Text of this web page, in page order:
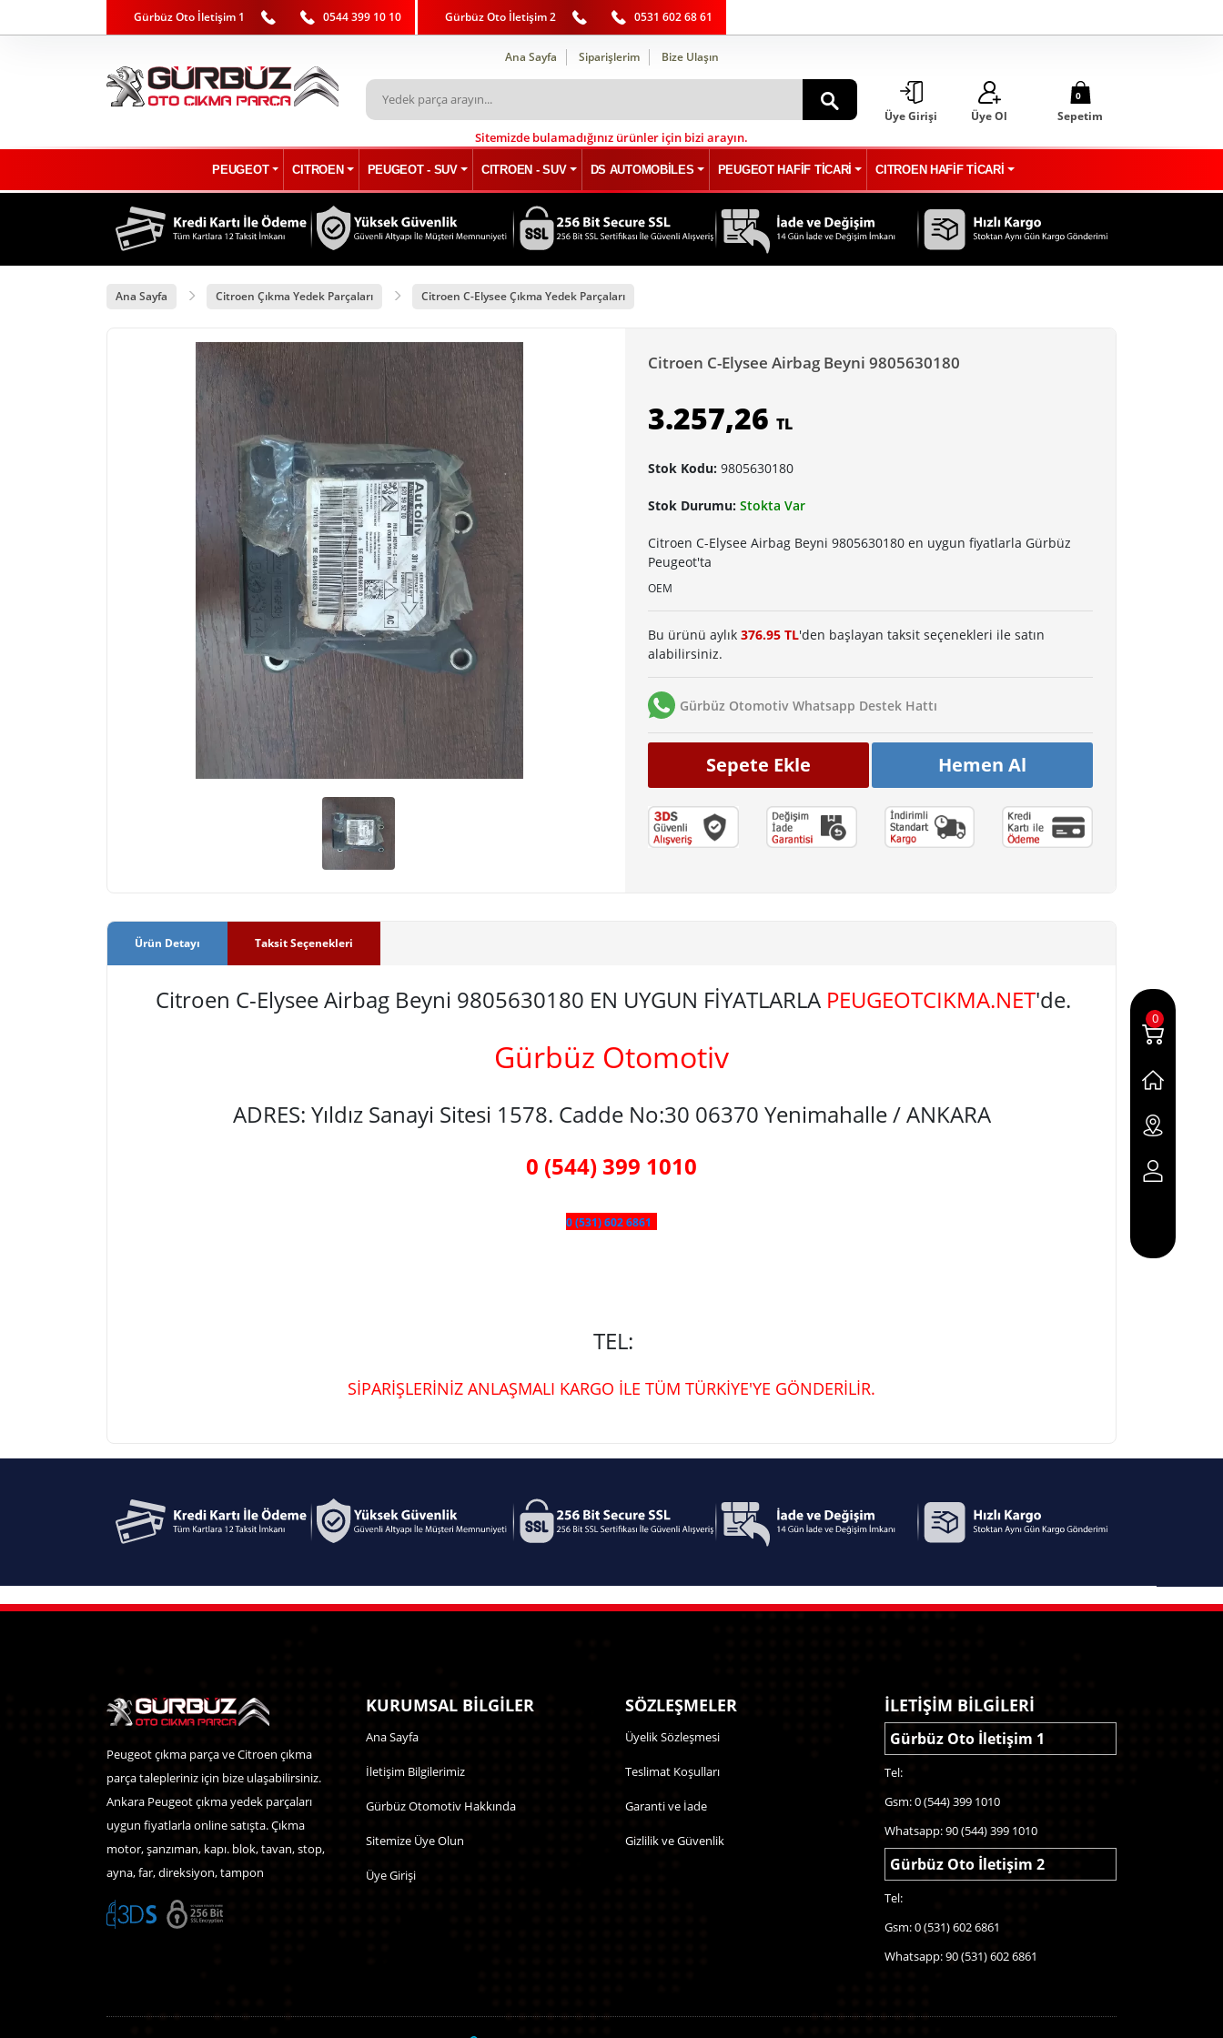
Gürbüz Oto İletişim 1 0544 399 10 10 Gürbüz Oto İletişim 2 0531 602 68 61
Ana Sayfa Siparişlerim Bize Ulaşın
Sitemizde bulamadığınız ürünler için bizi arayın.
Üye Girişi Üye Ol
0
Sepetim
PEUGEOT CITROEN PEUGEOT - SUV CITROEN - SUV DS AUTOMOBİLES PEUGEOT HAFİF TİCARİ CITROEN HAFİF TİCARİ
Ana Sayfa Citroen Çıkma Yedek Parçaları Citroen C-Elysee Çıkma Yedek Parçaları
Citroen C-Elysee Airbag Beyni 9805630180
3.257,26 TL
Stok Kodu: 9805630180
Stok Durumu: Stokta Var
Citroen C-Elysee Airbag Beyni 9805630180 en uygun fiyatlarla Gürbüz
Peugeot'ta
OEM
Bu ürünü aylık 376.95 TL'den başlayan taksit seçenekleri ile satın
alabilirsiniz.
Gürbüz Otomotiv Whatsapp Destek Hattı
Sepete Ekle Hemen Al
Ürün Detayı Taksit Seçenekleri
Citroen C-Elysee Airbag Beyni 9805630180 EN UYGUN FİYATLARLA PEUGEOTCIKMA.NET'de.
Gürbüz Otomotiv
ADRES: Yıldız Sanayi Sitesi 1578. Cadde No:30 06370 Yenimahalle / ANKARA
0 (544) 399 1010
0 (531) 602 6861
TEL:
SİPARİŞLERİNİZ ANLAŞMALI KARGO İLE TÜM TÜRKİYE'YE GÖNDERİLİR.
0
Peugeot çıkma parça ve Citroen çıkma
parça talepleriniz için bize ulaşabilirsiniz.
Ankara Peugeot çıkma yedek parçaları
uygun fiyatlarla online satışta. Çıkma
motor, şanzıman, kapı. blok, tavan, stop,
ayna, far, direksiyon, tampon
KURUMSAL BİLGİLER
Ana Sayfa
İletişim Bilgilerimiz
Gürbüz Otomotiv Hakkında
Sitemize Üye Olun
Üye Girişi
SÖZLEŞMELER
Üyelik Sözleşmesi
Teslimat Koşulları
Garanti ve İade
Gizlilik ve Güvenlik
İLETİŞİM BİLGİLERİ
Gürbüz Oto İletişim 1
Tel:
Gsm: 0 (544) 399 1010
Whatsapp: 90 (544) 399 1010
Gürbüz Oto İletişim 2
Tel:
Gsm: 0 (531) 602 6861
Whatsapp: 90 (531) 602 6861